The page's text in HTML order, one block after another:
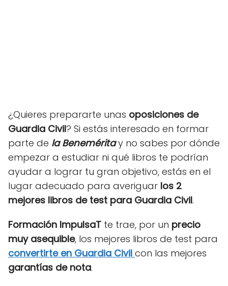
¿Quieres prepararte unas oposiciones de
Guardia Civil? Si estás interesado en formar
parte de la Beneméritay no sabes por dónde
empezar a estudiar ni qué libros te podrían
ayudar a lograr tu gran objetivo, estás en el
lugar adecuado para averiguar los 2
mejores libros de test para Guardia Civil.
Formación ImpulsaT te trae, por un precio
muy asequible, los mejores libros de test para
convertirte en Guardia Civil con las mejores
garantías de nota.